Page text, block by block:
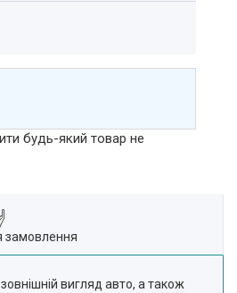
будь-який товар не
замовлення
вигляд авто, а також